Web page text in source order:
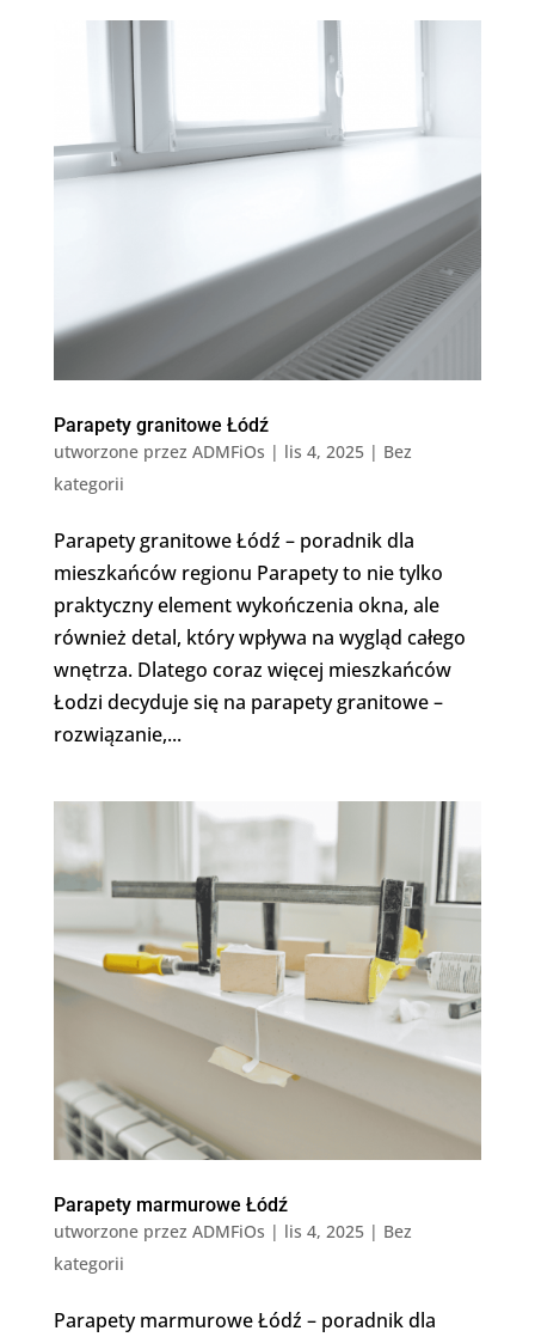
Parapety granitowe Łódź
utworzone przez ADMFiOs | lis 4, 2025| Bez
kategorii
Parapety granitowe Łódź – poradnik dla
mieszkańców regionu Parapety to nie tylko
praktyczny element wykończenia okna, ale
również detal, który wpływa na wygląd całego
wnętrza. Dlatego coraz więcej mieszkańców
Łodzi decyduje się na parapety granitowe –
rozwiązanie,...
Parapety marmurowe Łódź
utworzone przez ADMFiOs | lis 4, 2025| Bez
kategorii
Parapety marmurowe Łódź – poradnik dla